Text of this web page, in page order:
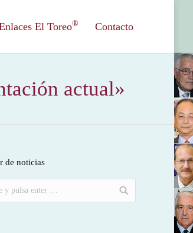
El Toreo® Contacto
actual»
de noticias